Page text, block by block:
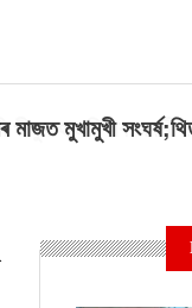
পীযুষ হাজৰিকাৰ জৰুৰী